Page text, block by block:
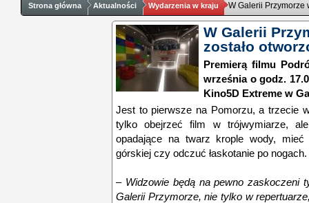
Strona główna Aktualności Wydarzenia w kraju W Galerii Przymorze
W Galerii
zostało
Premierą filmu
września o godz.
Kino5D Extreme w
Jest to pierwsze na Pomorzu, a trzecie
tylko obejrzeć film w trójwymiarze,
opadające na twarz krople wody,
górskiej czy odczuć łaskotanie po nogach.
– Widzowie będą na pewno
Galerii Przymorze, nie tylko w